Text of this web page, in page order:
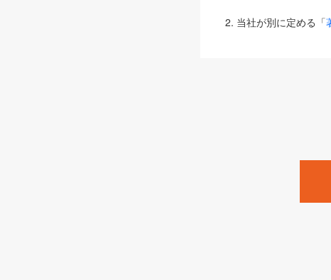
2. 当社が別に定める「
は、本規約の規定が優
1. 「本サービス」と
みます）及びこれら
「SEBook」「